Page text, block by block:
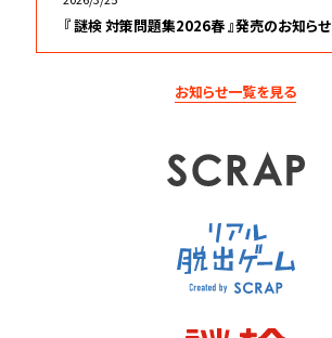
『 謎検 対策問題集2026春 』発売のお知らせ
お知らせ一覧を見る